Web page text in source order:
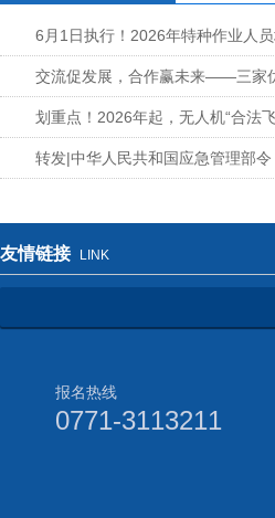
6月1日执行！2026年特种作业人
懂交流促发展，合作赢未来——三家
参观交流
划重点！2026年起，无人机“合法
行最高罚10万+拘留
转发|中华人民共和国应急管理部
友情链接 LINK
报名热线
0771-3113211